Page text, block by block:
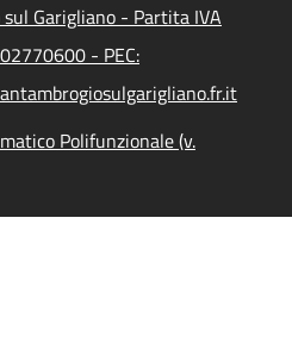
Garigliano - Partita IVA
- PEC:
Polifunzionale (v.